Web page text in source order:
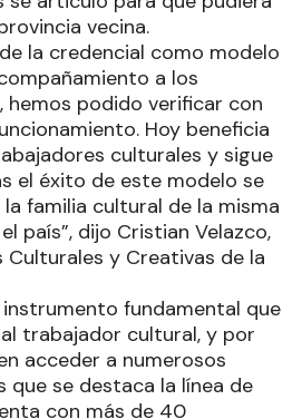
vecina.
la credencial como modelo
a los
podido verificar con
Hoy beneficia
culturales y sigue
el éxito de este modelo se
familia cultural de la misma
país”, dijo Cristian Velazco,
y Creativas de la
instrumento fundamental que
trabajador cultural, y por
acceder a numerosos
que se destaca la línea de
con más de 40